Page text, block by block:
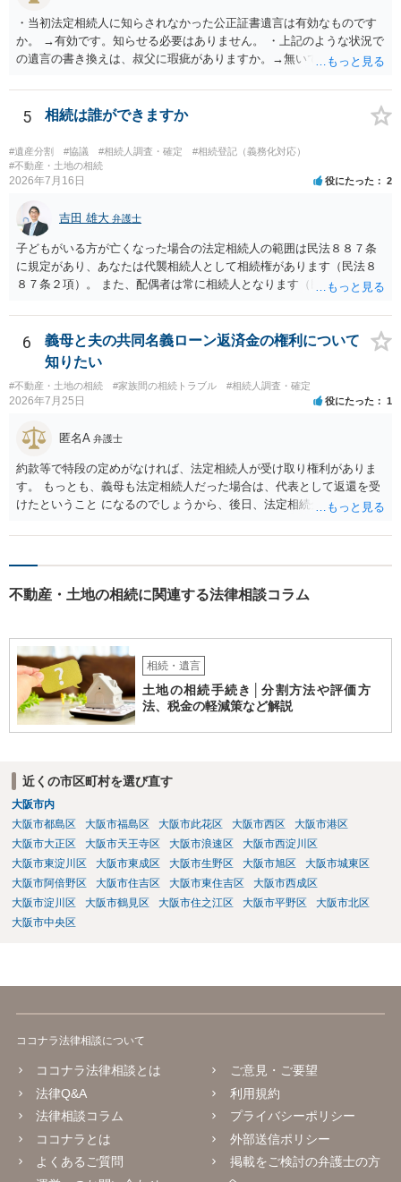
・当初法定相続人に知らされなかった公正証書遺言は有効なものです
か。 →有効です。知らせる必要はありません。 ・上記のような状況で
の遺言の書き換えは、叔父に瑕疵がありますか。→無いです。 ・分割
ますか。 →本人が自由に決められますので、どこが妥当とは言えない
です。客観的な基準もありません。 ・できれば穏やかに、分割を拒否
することはできますか。 →分割を拒否するということは、遺産はいら
ないということでしょうか。遺言で、受取を指定されててもいらない
と拒否することはできます。理由を説明する必要はありません。
5 相続は誰ができますか
#遺産分割 #協議 #相続人調査・確定
#相続登記（義務化対応）
#不動産・土地の相続
2026年7月16日 役にたった 2
吉田 雄大 弁護士
子どもがいる方が亡くなった場合の法定相続人の範囲は民法８８７条
に規定があり、あなたは代襲相続人として相続権があります（民法８
８７条２項）。 また、配偶者は常に相続人となります（民法８９０
も相続権があります。つまり、孫５人に加えて「おじ又はおば」にも
相続権がある可能性があります。
6
義母と夫の共同名義ローン返済金の権利について
知りたい
#不動産・土地の相続 #家族間の相続トラブル #相続人調査・確定
2026年7月25日 役にたった 1
匿名A 弁護士
約款等で特段の定めがなければ、法定相続人が受け取り権利がありま
す。 もっとも、義母も法定相続人だった場合は、代表として返還を受
けたということ になるのでしょうから、後日、法定相続分に基づいて
不動産・土地の相続に関連する法律相談コラム
相続・遺言
土地の相続手続き│分割方法や評価方
法、税金の軽減策など解説
近くの市区町村を選び直す
大阪市内
大阪市都島区
大阪市福島区 大阪市此花区 大阪市西区
大阪市港区
大阪市大正区
大阪市天王寺区 大阪市浪速区
大阪市西淀川区
大阪市東淀川区
大阪市東成区 大阪市生野区 大阪市旭区
大阪市城東区
大阪市阿倍野区
大阪市住吉区 大阪市東住吉区
大阪市西成区
大阪市淀川区
大阪市鶴見区 大阪市住之江区 大阪市平野区
大阪市北区
大阪市中央区
ココナラ法律相談について
ココナラ法律相談とは
法律Q&A
法律相談コラム
ココナラとは
よくあるご質問
ご意見・ご要望
利用規約
プライバシーポリシー
外部送信ポリシー
掲載をご検討の弁護士の方